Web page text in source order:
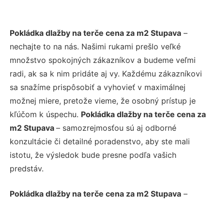
Pokládka dlažby na terče cena za m2 Stupava –
nechajte to na nás. Našimi rukami prešlo veľké
množstvo spokojných zákazníkov a budeme veľmi
radi, ak sa k nim pridáte aj vy. Každému zákazníkovi
sa snažíme prispôsobiť a vyhovieť v maximálnej
možnej miere, pretože vieme, že osobný prístup je
kľúčom k úspechu. Pokládka dlažby na terče cena za
m2 Stupava – samozrejmosťou sú aj odborné
konzultácie či detailné poradenstvo, aby ste mali
istotu, že výsledok bude presne podľa vašich
predstáv.
Pokládka dlažby na terče cena za m2 Stupava –